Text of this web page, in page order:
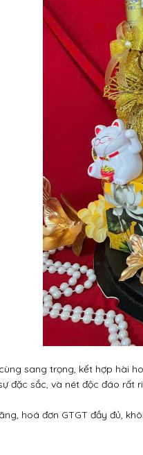
sang trọng, kết hợp hài
đặc sắc, và nét độc đáo rất
hoá đơn GTGT đầy đủ,